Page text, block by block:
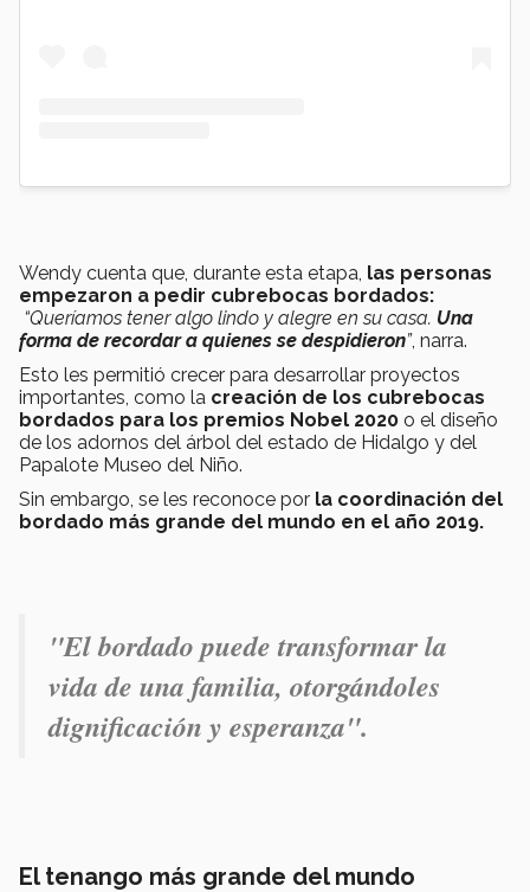
Wendy cuenta que, durante esta etapa, las personas
empezaron a pedir cubrebocas bordados:
“Queríamos tener algo lindo y alegre en su casa. Una
forma de recordar a quienes se despidieron”, narra.
Esto les permitió crecer para desarrollar proyectos
importantes, como la creación de los cubrebocas
bordados para los premios Nobel 2020 o el diseño
de los adornos del árbol del estado de Hidalgo y del
Papalote Museo del Niño.
Sin embargo, se les reconoce por la coordinación del
bordado más grande del mundo en el año 2019.
"El bordado puede transformar la
vida de una familia, otorgándoles
dignificación y esperanza".
El tenango más grande del mundo